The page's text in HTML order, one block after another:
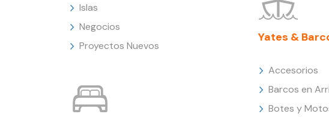
Islas
Negocios
Proyectos Nuevos
Yates &
Accesorios
Barcos en
Botes y